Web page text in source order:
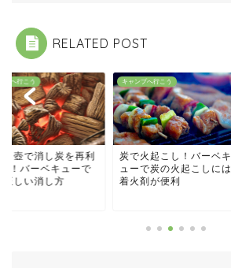
RELATED POST
プへ行こう
し壺で消し炭を再利
！バーベキューで
正しい消し方
キャンプへ行こう
炭で火起こし！バーベキ
ューで炭の火起こしには
着火剤が便利